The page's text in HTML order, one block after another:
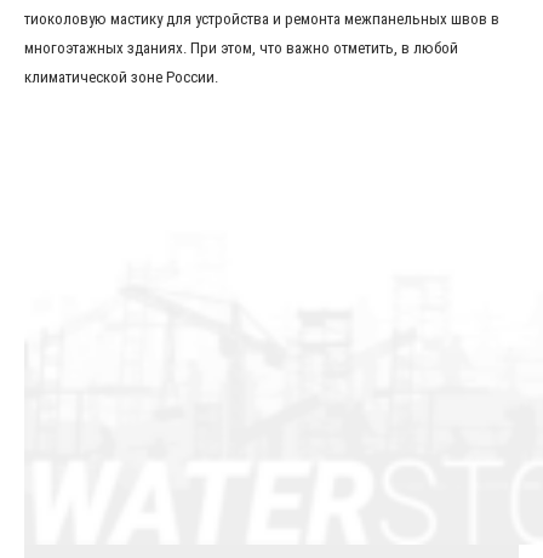
тиоколовую мастику для устройства и ремонта межпанельных швов в
многоэтажных зданиях. При этом, что важно отметить, в любой
климатической зоне России.